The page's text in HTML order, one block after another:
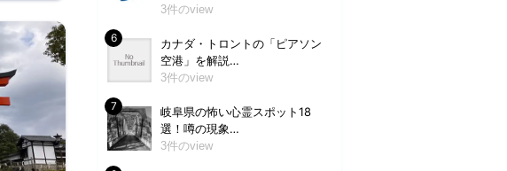
3件のview
カナダ・トロントの「ピアソン
空港」を解説…
3件のview
岐阜県の怖い心霊スポット18
選！噂の現象…
3件のview